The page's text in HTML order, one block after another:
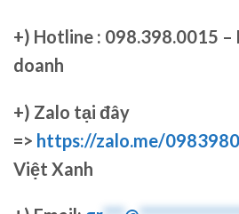
+) Hotline : 098.398.0015 –
doanh
+) Zalo tại đây
=> https://zalo.me/
Việt Xanh